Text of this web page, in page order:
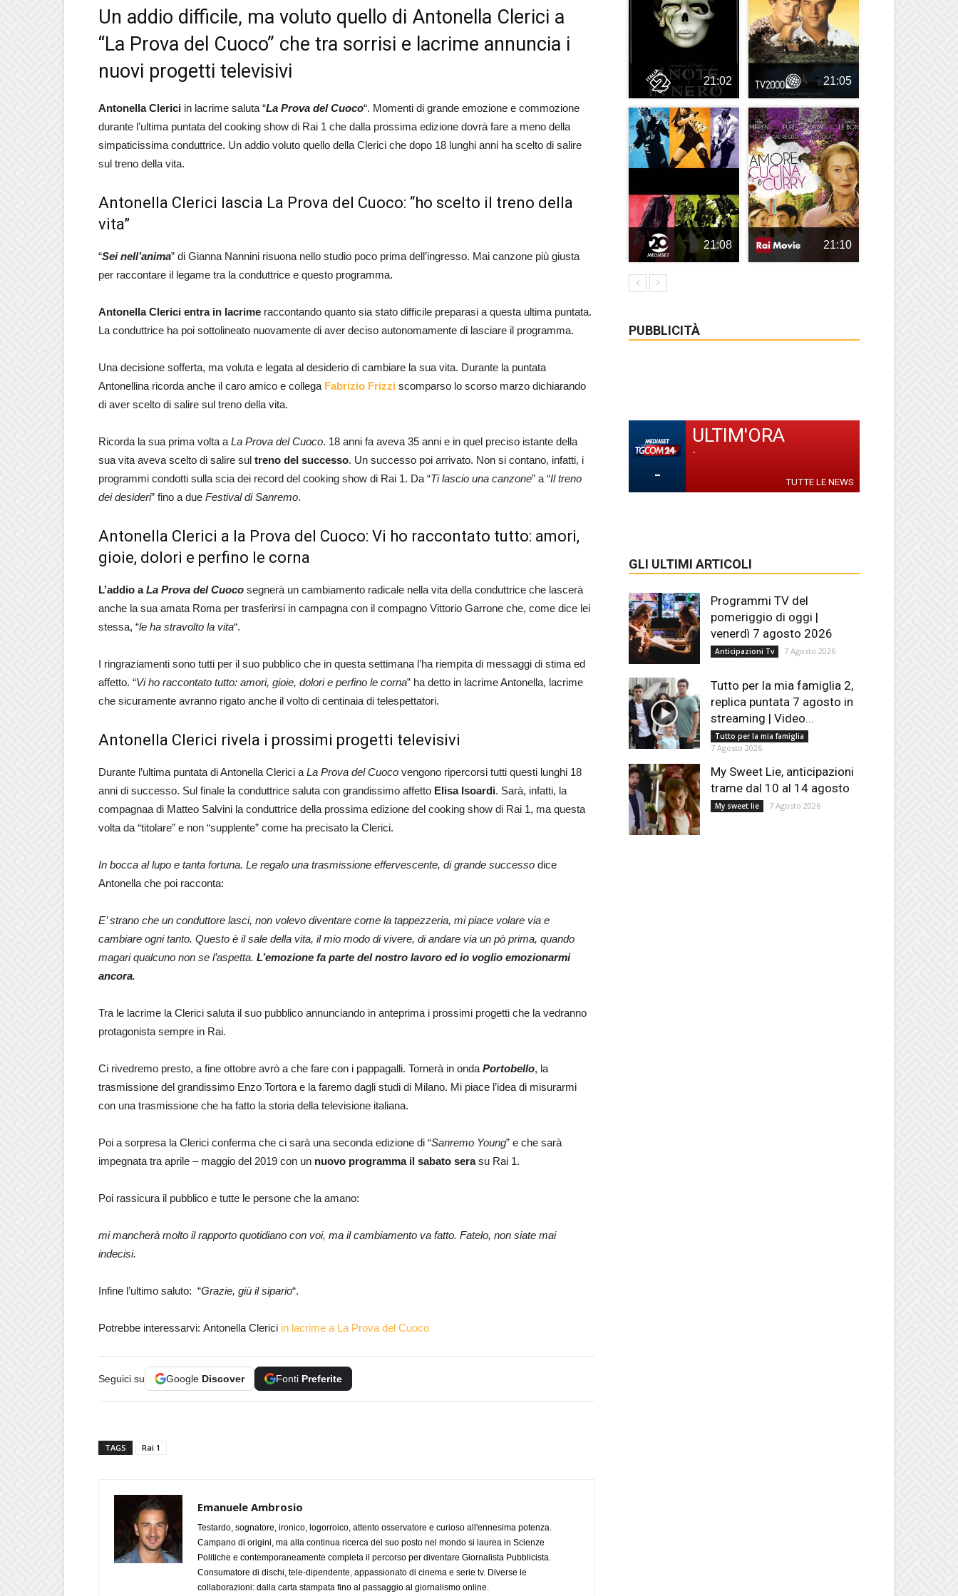
Un addio difficile, ma voluto quello di Antonella Clerici a
“La Prova del Cuoco” che tra sorrisi e lacrime annuncia i
nuovi progetti televisivi
Antonella Clerici in lacrime saluta “La Prova del Cuoco“. Momenti di grande emozione e commozione
durante l’ultima puntata del cooking show di Rai 1 che dalla prossima edizione dovrà fare a meno della
simpaticissima conduttrice. Un addio voluto quello della Clerici che dopo 18 lunghi anni ha scelto di salire
sul treno della vita.
Antonella Clerici lascia La Prova del Cuoco: “ho scelto il treno della
vita”
“Sei nell’anima” di Gianna Nannini risuona nello studio poco prima dell’ingresso. Mai canzone più giusta
per raccontare il legame tra la conduttrice e questo programma.
Antonella Clerici entra in lacrime raccontando quanto sia stato difficile preparasi a questa ultima puntata.
La conduttrice ha poi sottolineato nuovamente di aver deciso autonomamente di lasciare il programma.
Una decisione sofferta, ma voluta e legata al desiderio di cambiare la sua vita. Durante la puntata
Antonellina ricorda anche il caro amico e collega Fabrizio Frizzi scomparso lo scorso marzo dichiarando
di aver scelto di salire sul treno della vita.
Ricorda la sua prima volta a La Prova del Cuoco. 18 anni fa aveva 35 anni e in quel preciso istante della
sua vita aveva scelto di salire sul treno del successo. Un successo poi arrivato. Non si contano, infatti, i
programmi condotti sulla scia dei record del cooking show di Rai 1. Da “Ti lascio una canzone” a “Il treno
dei desideri” fino a due Festival di Sanremo.
Antonella Clerici a la Prova del Cuoco: Vi ho raccontato tutto: amori,
gioie, dolori e perfino le corna
L’addio aLa Prova del Cuoco segnerà un cambiamento radicale nella vita della conduttrice che lascerà
anche la sua amata Roma per trasferirsi in campagna con il compagno Vittorio Garrone che, come dice lei
stessa, “le ha stravolto la vita“.
I ringraziamenti sono tutti per il suo pubblico che in questa settimana l’ha riempita di messaggi di stima ed
affetto. “Vi ho raccontato tutto: amori, gioie, dolori e perfino le corna” ha detto in lacrime Antonella, lacrime
che sicuramente avranno rigato anche il volto di centinaia di telespettatori.
Antonella Clerici rivela i prossimi progetti televisivi
Durante l’ultima puntata di Antonella Clerici a La Prova del Cuoco vengono ripercorsi tutti questi lunghi 18
anni di successo. Sul finale la conduttrice saluta con grandissimo affetto Elisa Isoardi. Sarà, infatti, la
compagnaa di Matteo Salvini la conduttrice della prossima edizione del cooking show di Rai 1, ma questa
volta da “titolare” e non “supplente” come ha precisato la Clerici.
In bocca al lupo e tanta fortuna. Le regalo una trasmissione effervescente, di grande successo dice
Antonella che poi racconta:
E’ strano che un conduttore lasci, non volevo diventare come la tappezzeria, mi piace volare via e
cambiare ogni tanto. Questo è il sale della vita, il mio modo di vivere, di andare via un pò prima, quando
magari qualcuno non se l’aspetta. L’emozione fa parte del nostro lavoro ed io voglio emozionarmi
ancora.
Tra le lacrime la Clerici saluta il suo pubblico annunciando in anteprima i prossimi progetti che la vedranno
protagonista sempre in Rai.
Ci rivedremo presto, a fine ottobre avrò a che fare con i pappagalli. Tornerà in onda Portobello, la
trasmissione del grandissimo Enzo Tortora e la faremo dagli studi di Milano. Mi piace l’idea di misurarmi
con una trasmissione che ha fatto la storia della televisione italiana.
Poi a sorpresa la Clerici conferma che ci sarà una seconda edizione di “Sanremo Young” e che sarà
impegnata tra aprile – maggio del 2019 con un nuovo programma il sabato serasu Rai 1.
Poi rassicura il pubblico e tutte le persone che la amano:
mi mancherà molto il rapporto quotidiano con voi, ma il cambiamento va fatto. Fatelo, non siate mai
indecisi.
Infine l’ultimo saluto: “Grazie, giù il sipario“.
Potrebbe interessarvi: Antonella Clerici in lacrime a La Prova del Cuoco
Seguici su Google Discover Fonti Preferite
TAGS Rai 1
Emanuele Ambrosio
Testardo, sognatore, ironico, logorroico, attento osservatore e curioso all'ennesima potenza.
Campano di origini, ma alla continua ricerca del suo posto nel mondo si laurea in Scienze
Politiche e contemporaneamente completa il percorso per diventare Giornalista Pubblicista.
Consumatore di dischi, tele-dipendente, appassionato di cinema e serie tv. Diverse le
collaborazioni: dalla carta stampata fino al passaggio al giornalismo online.
21:02 21:05
21:08 21:10
PUBBLICITÀ
-
ULTIM'ORA
-
TUTTE LE NEWS
GLI ULTIMI ARTICOLI
Programmi TV del
pomeriggio di oggi |
venerdì 7 agosto 2026
Anticipazioni Tv 7 Agosto 2026
Tutto per la mia famiglia 2,
replica puntata 7 agosto in
streaming | Video...
Tutto per la mia famiglia
7 Agosto 2026
My Sweet Lie, anticipazioni
trame dal 10 al 14 agosto
My sweet lie 7 Agosto 2026